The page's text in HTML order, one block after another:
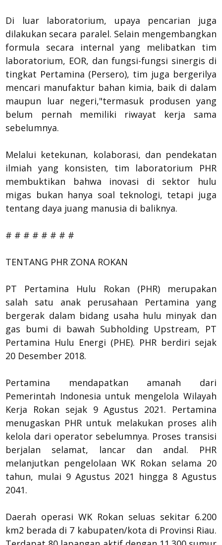
Di luar laboratorium, upaya pencarian juga
dilakukan secara paralel. Selain mengembangkan
formula secara internal yang melibatkan tim
laboratorium, EOR, dan fungsi-fungsi sinergis di
tingkat Pertamina (Persero), tim juga bergerilya
mencari manufaktur bahan kimia, baik di dalam
maupun luar negeri,"termasuk produsen yang
belum pernah memiliki riwayat kerja sama
sebelumnya.
Melalui ketekunan, kolaborasi, dan pendekatan
ilmiah yang konsisten, tim laboratorium PHR
membuktikan bahwa inovasi di sektor hulu
migas bukan hanya soal teknologi, tetapi juga
tentang daya juang manusia di baliknya.
# # # # # # # #
TENTANG PHR ZONA ROKAN
PT Pertamina Hulu Rokan (PHR) merupakan
salah satu anak perusahaan Pertamina yang
bergerak dalam bidang usaha hulu minyak dan
gas bumi di bawah Subholding Upstream, PT
Pertamina Hulu Energi (PHE). PHR berdiri sejak
20 Desember 2018.
Pertamina mendapatkan amanah dari
Pemerintah Indonesia untuk mengelola Wilayah
Kerja Rokan sejak 9 Agustus 2021. Pertamina
menugaskan PHR untuk melakukan proses alih
kelola dari operator sebelumnya. Proses transisi
berjalan selamat, lancar dan andal. PHR
melanjutkan pengelolaan WK Rokan selama 20
tahun, mulai 9 Agustus 2021 hingga 8 Agustus
2041.
Daerah operasi WK Rokan seluas sekitar 6.200
km2 berada di 7 kabupaten/kota di Provinsi Riau.